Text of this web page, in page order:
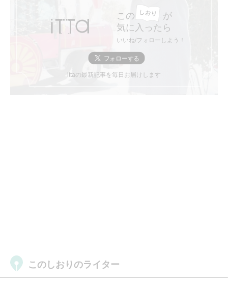
この
が
気に入ったら
いいね/フォローしよう！
ittaの最新記事を毎日お届けします
このしおりのライター